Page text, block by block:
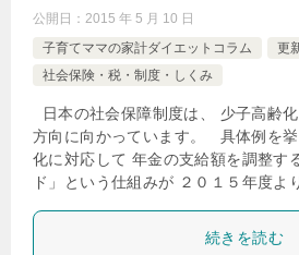
公開日： 2015 年 5 月 10 日
子育てママの家計ダイエットコラム
更
社会保険・税・制度・しくみ
日本の社会保障制度は、 少子高齢
方向に向かっています。 具体例を
化に対応して 年金の支給額を調整す
ド」という仕組みが ２０１５年度
続きを読む